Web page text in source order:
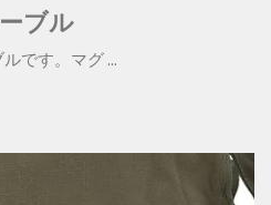
ブル
です。マグ ...